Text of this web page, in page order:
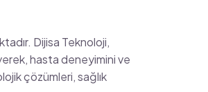
Dijisa Teknoloji,
hasta deneyimini ve
çözümleri, sağlık